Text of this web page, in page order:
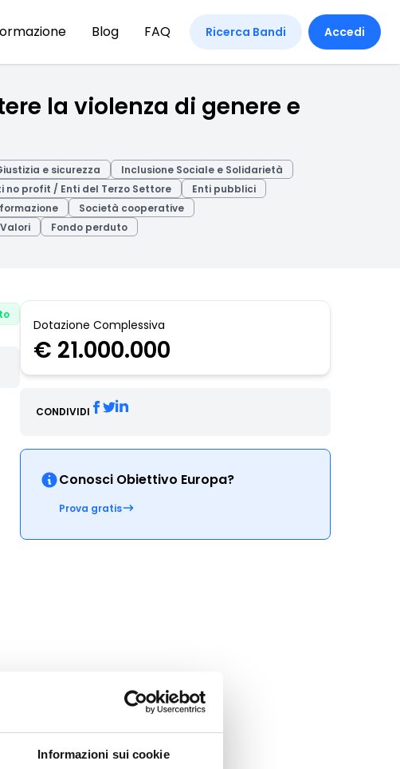
Informazioni sui cookie
Blog FAQ Ricerca Bandi Accedi
la violenza di genere e
e sicurezza
Inclusione Sociale e Solidarietà
no profit / Enti del Terzo Settore
Enti pubblici
Società cooperative
Fondo perduto
Dotazione Complessiva
€ 21.000.000
CONDIVIDI
Conosci Obiettivo Europa?
Prova gratis